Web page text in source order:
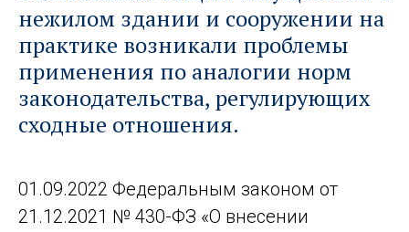
нежилом здании и сооружении на
практике возникали проблемы
применения по аналогии норм
законодательства, регулирующих
сходные отношения.
01.09.2022 Федеральным законом от
21.12.2021 № 430-ФЗ «О внесении